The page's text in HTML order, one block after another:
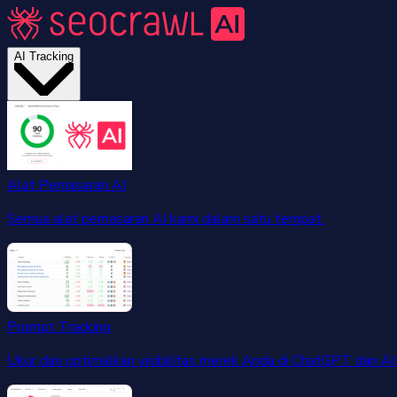
AI Tracking
Alat Pemasaran AI
Semua alat pemasaran AI kami dalam satu tempat.
Prompt Tracking
Ukur dan optimalkan visibilitas merek Anda di ChatGPT dan AI.